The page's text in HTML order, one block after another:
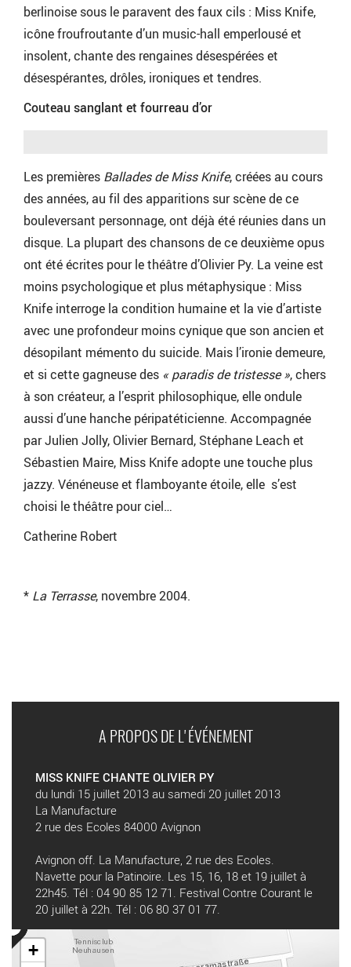
berlinoise sous le paravent des faux cils : Miss Knife,
icône froufroutante d’un music-hall emperlousé et
insolent, chante des rengaines désespérées et
désespérantes, drôles, ironiques et tendres.
Couteau sanglant et fourreau d’or
Les premières Ballades de Miss Knife, créées au cours
des années, au fil des apparitions sur scène de ce
bouleversant personnage, ont déjà été réunies dans un
disque. La plupart des chansons de ce deuxième opus
ont été écrites pour le théâtre d’Olivier Py. La veine est
moins psychologique et plus métaphysique : Miss
Knife interroge la condition humaine et la vie d’artiste
avec une profondeur moins cynique que son ancien et
désopilant mémento du suicide. Mais l’ironie demeure,
et si cette gagneuse des « paradis de tristesse », chers
à son créateur, a l’esprit philosophique, elle ondule
aussi d’une hanche péripatéticienne. Accompagnée
par Julien Jolly, Olivier Bernard, Stéphane Leach et
Sébastien Maire, Miss Knife adopte une touche plus
jazzy. Vénéneuse et flamboyante étoile, elle s’est
choisi le théâtre pour ciel…
Catherine Robert
* La Terrasse, novembre 2004.
A PROPOS DE L'ÉVÉNEMENT
MISS KNIFE CHANTE OLIVIER PY
du lundi 15 juillet 2013 au samedi 20 juillet 2013
La Manufacture
2 rue des Ecoles 84000 Avignon
Avignon off. La Manufacture, 2 rue des Ecoles.
Navette pour la Patinoire. Les 15, 16, 18 et 19 juillet à
22h45. Tél : 04 90 85 12 71. Festival Contre Courant le
20 juillet à 22h. Tél : 06 80 37 01 77.
+